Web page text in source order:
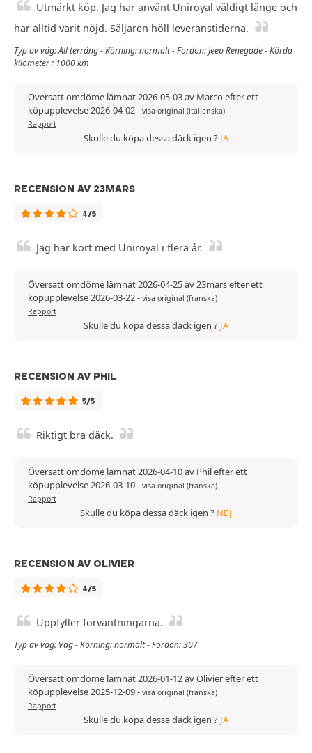
Utmärkt köp. Jag har använt Uniroyal väldigt länge och
har alltid varit nöjd. Säljaren höll leveranstiderna.
Typ av väg: All terräng - Körning: normalt - Fordon: Jeep Renegade - Körda
kilometer : 1000 km
Översatt omdöme lämnat 2026-05-03 av Marco efter ett
köpupplevelse 2026-04-02- visa original (italienska)
Rapport
Skulle du köpa dessa däck igen ? JA
RECENSION AV 23MARS
4/5
Jag har kört med Uniroyal i flera år.
Översatt omdöme lämnat 2026-04-25 av 23mars efter ett
köpupplevelse 2026-03-22- visa original (franska)
Rapport
Skulle du köpa dessa däck igen ? JA
RECENSION AV PHIL
5/5
Riktigt bra däck.
Översatt omdöme lämnat 2026-04-10 av Phil efter ett
köpupplevelse 2026-03-10- visa original (franska)
Rapport
Skulle du köpa dessa däck igen ? NEJ
RECENSION AV OLIVIER
4/5
Uppfyller förväntningarna.
Typ av väg: Väg - Körning: normalt - Fordon: 307
Översatt omdöme lämnat 2026-01-12 av Olivier efter ett
köpupplevelse 2025-12-09- visa original (franska)
Rapport
Skulle du köpa dessa däck igen ? JA